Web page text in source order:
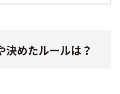
めたルールは？